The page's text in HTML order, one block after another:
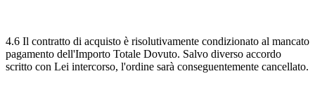
4.6 Il contratto di acquisto è risolutivamente condizionato al mancato
pagamento dell'Importo Totale Dovuto. Salvo diverso accordo
scritto con Lei intercorso, l'ordine sarà conseguentemente cancellato.